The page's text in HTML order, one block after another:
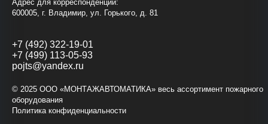
Адрес для корреспонденции:
600005, г. Владимир, ул. Горького, д. 81
+7 (492) 322-19-01
+7 (499) 113-05-93
pojts@yandex.ru
© 2025 ООО «МОНТАЖАВТОМАТИКА» весь ассортимент пожарного
оборудования
Политика конфиденциальности